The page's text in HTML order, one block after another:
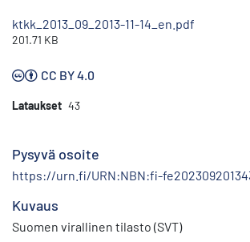
ktkk_2013_09_2013-11-14_en.pdf
201.71 KB
CC BY 4.0
Lataukset 43
Pysyvä osoite
https://urn.fi/URN:NBN:fi-
Kuvaus
Suomen virallinen tilasto (SVT)